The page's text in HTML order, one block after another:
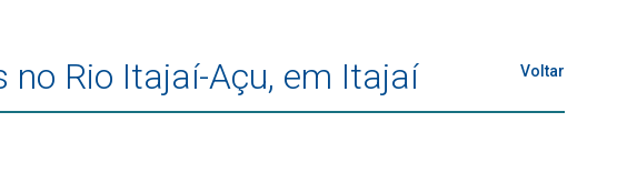
Rio Itajaí-Açu, em Itajaí Voltar